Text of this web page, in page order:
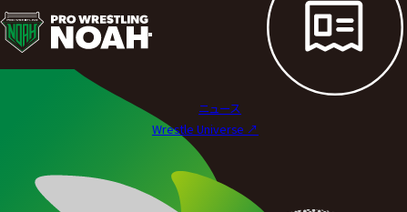
ニ
ュ
ニュース
Wrestle Universe ↗︎